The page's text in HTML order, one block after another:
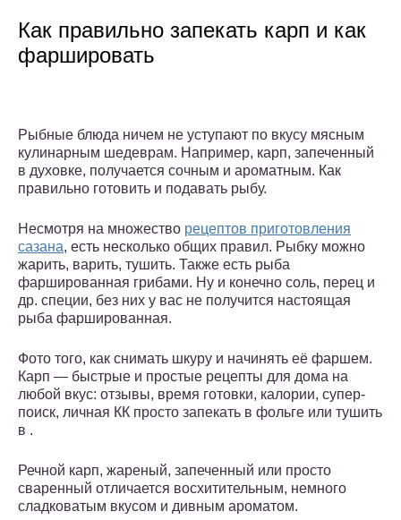
Как правильно запекать карп и как
фаршировать
Рыбные блюда ничем не уступают по вкусу мясным
кулинарным шедеврам. Например, карп, запеченный
в духовке, получается сочным и ароматным. Как
правильно готовить и подавать рыбу.
Несмотря на множество рецептов приготовления
сазана, есть несколько общих правил. Рыбку можно
жарить, варить, тушить. Также есть рыба
фаршированная грибами. Ну и конечно соль, перец и
др. специи, без них у вас не получится настоящая
рыба фаршированная.
Фото того, как снимать шкуру и начинять её фаршем.
Карп — быстрые и простые рецепты для дома на
любой вкус: отзывы, время готовки, калории, супер-
поиск, личная КК просто запекать в фольге или тушить
в .
Речной карп, жареный, запеченный или просто
сваренный отличается восхитительным, немного
сладковатым вкусом и дивным ароматом.